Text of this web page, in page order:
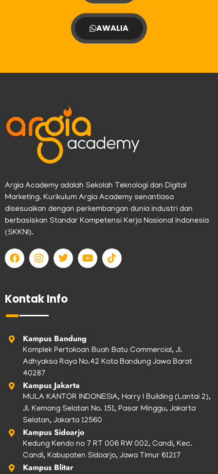
AWALIA
Argia Academy adalah Sekolah Teknologi dan Digital
Marketing. Kurikulum Argia Academy senantiasa
disesuaikan dengan perkembangan dunia industri dan
berbasiskan Standar Kompetensi Kerja Nasional Indonesia
(SKKNI).
F
a
c
o
o
k
I
n
s
a
g
a
T
w
i
e
Y
o
u
T
i
k
Kontak Info
Kampus Bandung
Komplek Pertokoan Buah Batu Commercial, Jl.
Adhyaksa Raya No.42 Kota Bandung Jawa Barat
40287
Kampus Jakarta
MULA KANTOR INDONESIA, Harry I Building (Lantai 2),
Jl. Kemang Selatan No. 151, Pasar Minggu, Jakarta
Selatan, Jakarta 12560
Kampus Sidoarjo
Kedung Kendo no 7 RT 006 RW 002, Candi, Kec.
Candi, Kabupaten Sidoarjo, Jawa Timur 61217
Kampus Blitar